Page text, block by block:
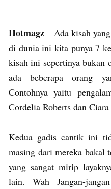
Hotmagz – Ada kisah
di dunia ini kita punya 7
kisah ini sepertinya bukan
ada beberapa orang
Contohnya yaitu
Cordelia Roberts dan
Kedua gadis cantik ini
masing dari mereka bakal
yang sangat mirip
lain. Wah Jangan-